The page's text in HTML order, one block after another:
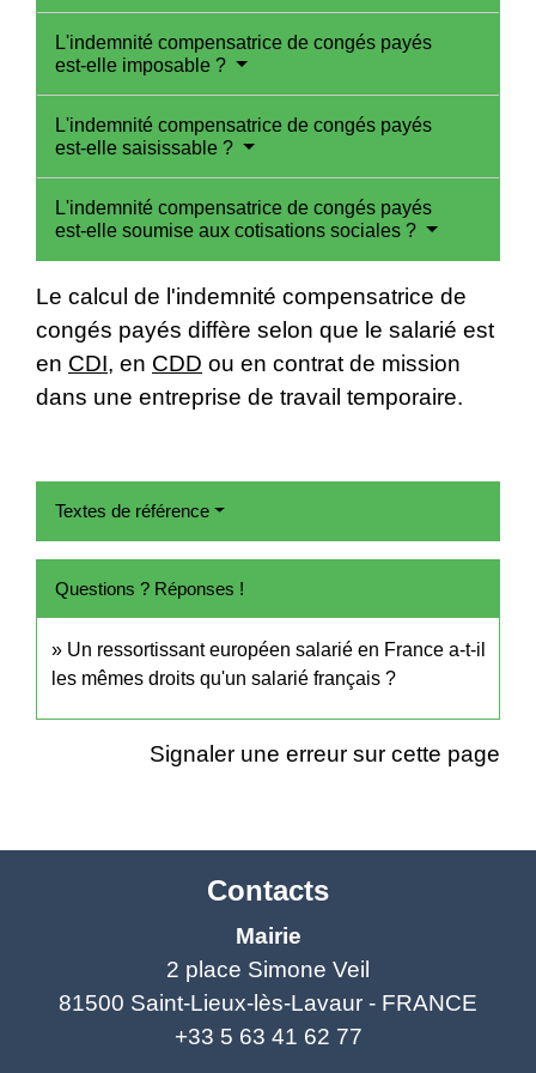
L'indemnité compensatrice de congés payés
est-elle imposable ?
L'indemnité compensatrice de congés payés
est-elle saisissable ?
L'indemnité compensatrice de congés payés
est-elle soumise aux cotisations sociales ?
Le calcul de l'indemnité compensatrice de
congés payés diffère selon que le salarié est
en CDI, en CDD ou en contrat de mission
dans une entreprise de travail temporaire.
Textes de référence
Questions ? Réponses !
Un ressortissant européen salarié en France a-t-il
les mêmes droits qu'un salarié français ?
Signaler une erreur sur cette page
Contacts
Mairie
2 place Simone Veil
81500 Saint-Lieux-lès-Lavaur - FRANCE
+33 5 63 41 62 77